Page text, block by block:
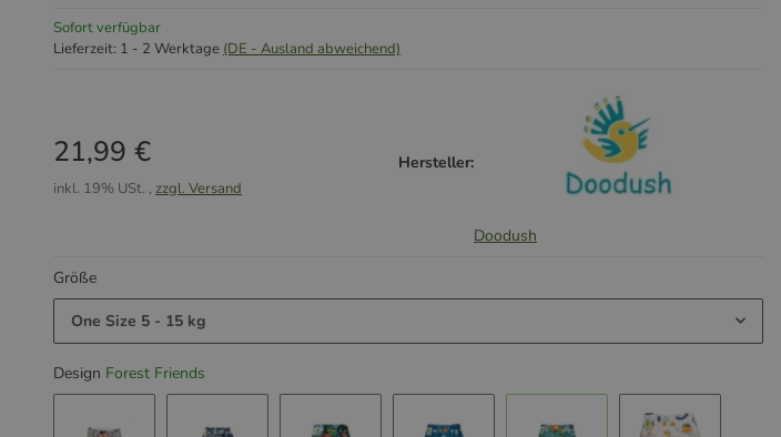
Sofort verfügbar
Lieferzeit: 1 - 2 Werktage (DE - Ausland abweichend)
21,99 €
inkl. 19% USt. , zzgl. Versand
Hersteller:
Doodush
Größe
One Size 5 - 15 kg
Design Forest Friends